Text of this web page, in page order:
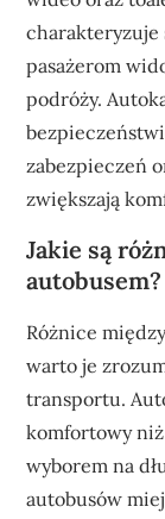
charakteryzuje
pasażerom
podróży.
zabezpieczeń
zwiększają
Jakie są
autobusem?
Różnice
warto je
transportu.
komfortowy
wyborem na
autobusów